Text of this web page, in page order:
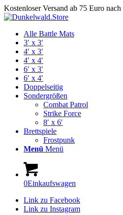
Kostenloser Versand ab 75 Euro
Alle Battle Mats
3′ x 3′
4′ x 3′
4′ x 4′
6′ x 3′
6′ x 4′
Doppelseitig
Sondergrößen
Combat Patrol
Strike Force
8′ x 6′
Brettspiele
Frostpunk
Menü Menü
0Einkaufswagen
Link zu Facebook
Link zu Instagram